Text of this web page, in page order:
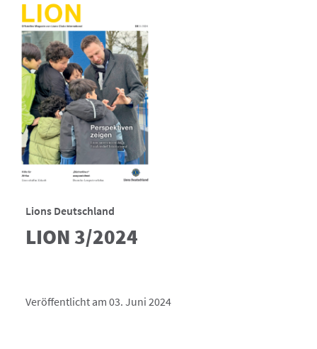
Lions Deutschland
LION 3/2024
Veröffentlicht am 03. Juni 2024